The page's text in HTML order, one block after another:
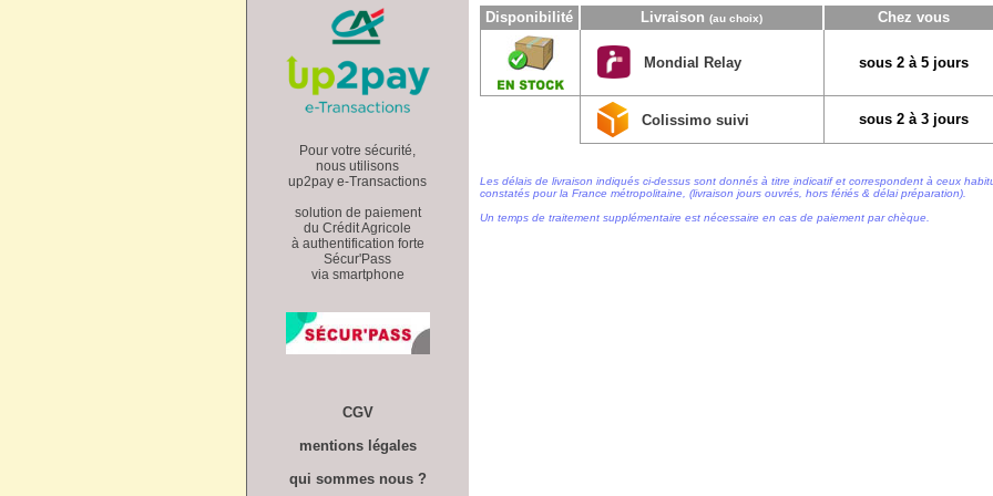
Pour votre sécurité,
nous utilisons
up2pay e-Transactions
solution de paiement
du Crédit Agricole
à authentification forte
Sécur'Pass
via smartphone
CGV
mentions légales
qui sommes nous ?
Disponibilité Livraison (au choix) Chez vous
Mondial Relay sous 2 à 5 jours
Colissimo suivi sous 2 à 3 jours
Les délais de livraison indiqués ci-dessus sont donnés à titre indicatif et correspondent à ceux
constatés pour la France métropolitaine, (livraison jours ouvrés, hors fériés & délai préparation).
Un temps de traitement supplémentaire est nécessaire en cas de paiement par chèque.